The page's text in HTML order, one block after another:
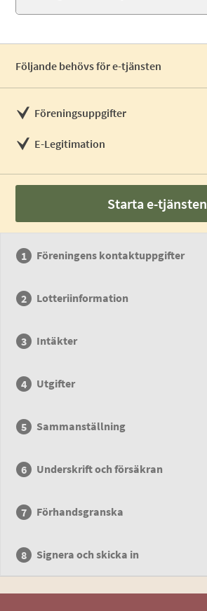
Följande behövs för e-tjänsten
Föreningsuppgifter
E-Legitimation
Starta e-tjänsten
Föreningens kontaktuppgifter
Lotteriinformation
Intäkter
Utgifter
Sammanställning
Underskrift och försäkran
Förhandsgranska
Signera och skicka in